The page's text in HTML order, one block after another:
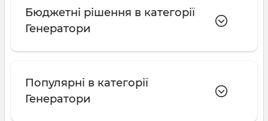
Бюджетні рішення в категорії
Генератори
Популярні в категорії
Генератори